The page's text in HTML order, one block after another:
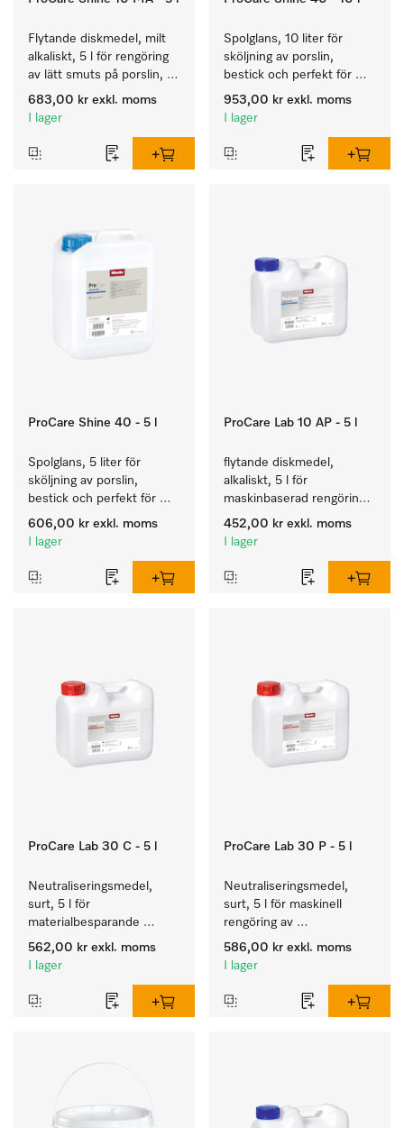
Flytande diskmedel, milt
alkaliskt, 5 l för rengöring
av lätt smuts på porslin,
bestick och glas.
683,00 kr exkl. moms
I lager
Spolglans, 10 liter för
sköljning av porslin,
bestick och perfekt för
glas.
953,00 kr exkl. moms
I lager
ProCare Shine 40 - 5 l
Spolglans, 5 liter för
sköljning av porslin,
bestick och perfekt för
glas.
606,00 kr exkl. moms
I lager
ProCare Lab 10 AP - 5 l
flytande diskmedel,
alkaliskt, 5 l för
maskinbaserad rengöring
av laboratorieglas och -
intrument.
452,00 kr exkl. moms
I lager
ProCare Lab 30 C - 5 l
Neutraliseringsmedel,
surt, 5 l för
materialbesparande
maskinell rengöring av
laboratorieglas och -
562,00 kr exkl. moms
I lager
ProCare Lab 30 P - 5 l
Neutraliseringsmedel,
surt, 5 l för maskinell
rengöring av
laboratorieglas och -
instrument.
586,00 kr exkl. moms
I lager